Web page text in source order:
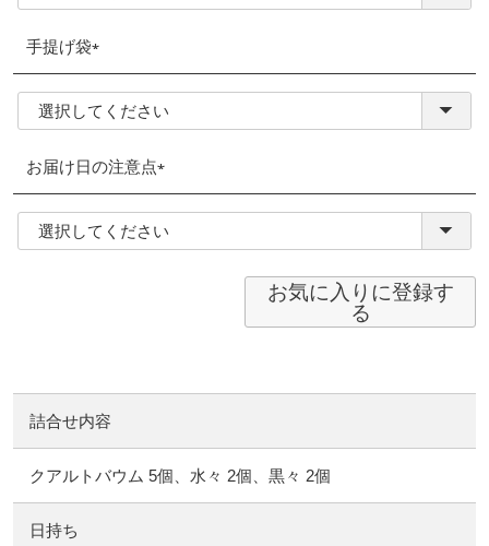
手提げ袋
(必
須)
お届け日の注意点
(必
須)
お気に入りに登録す
る
詰合せ内容
クアルトバウム 5個、水々 2個、黒々 2個
日持ち